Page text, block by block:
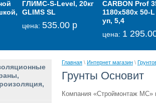
ГЛИМС-S-Level, 20кг
GLIMS SL
цена: 535.00 р
CARBON Prof
1180х580х 50-
уп, 5,4
цена: 1
звукоизоляционная
тонкая Тексаунд 70
цена:6 600.00 р
цена:
Главная \ Интернет магазин \
Грунты Основит
Компания «Строймонтаж МС»